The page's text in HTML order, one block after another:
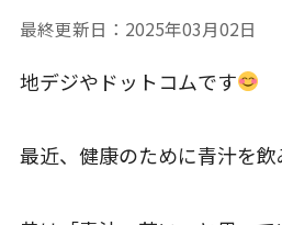
最終更新日： 2025年03月02日
地デジやドットコムです
最近、健康のために青汁を